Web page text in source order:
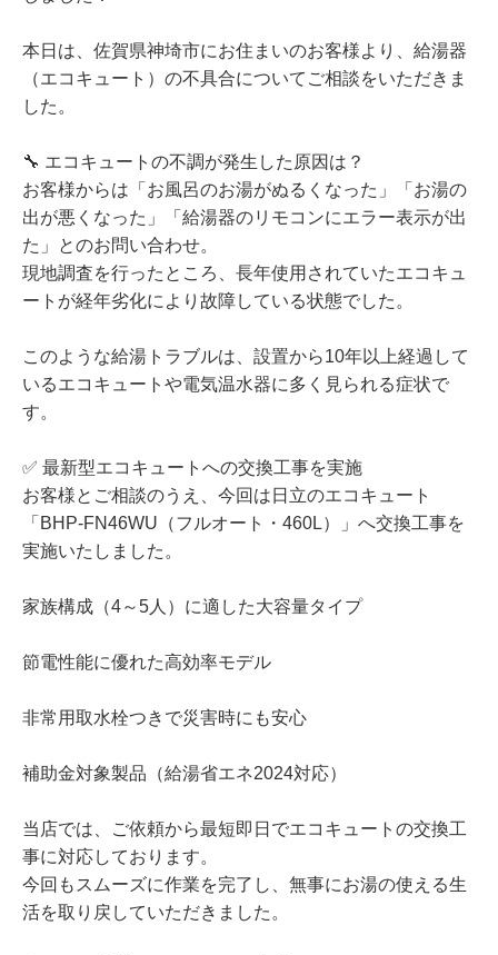
本日は、佐賀県神埼市にお住まいのお客様より、給湯器
（エコキュート）の不具合についてご相談をいただきま
した。
🔧 エコキュートの不調が発生した原因は？
お客様からは「お風呂のお湯がぬるくなった」「お湯の
出が悪くなった」「給湯器のリモコンにエラー表示が出
た」とのお問い合わせ。
現地調査を行ったところ、長年使用されていたエコキュ
ートが経年劣化により故障している状態でした。
このような給湯トラブルは、設置から10年以上経過して
いるエコキュートや電気温水器に多く見られる症状で
す。
✅ 最新型エコキュートへの交換工事を実施
お客様とご相談のうえ、今回は日立のエコキュート
「BHP-FN46WU（フルオート・460L）」へ交換工事を
実施いたしました。
家族構成（4～5人）に適した大容量タイプ
節電性能に優れた高効率モデル
非常用取水栓つきで災害時にも安心
補助金対象製品（給湯省エネ2024対応）
当店では、ご依頼から最短即日でエコキュートの交換工
事に対応しております。
今回もスムーズに作業を完了し、無事にお湯の使える生
活を取り戻していただきました。